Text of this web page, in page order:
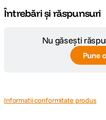
Întrebări și răspunsuri
Nu găsești
Pune
Informatii conformitate produs